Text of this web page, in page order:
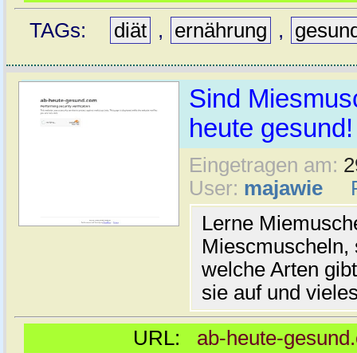
TAGs:
diät , ernährung ,
Sind
heute gesund!
Eingetragen am:
User: majawie
Lerne
Miescmuscheln,
welche Arten
sie auf und
URL: ab-heute-